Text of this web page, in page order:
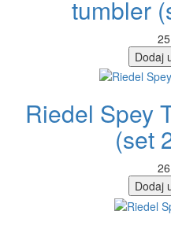
tumbler
Dodaj
Riedel Spey
(set
Dodaj